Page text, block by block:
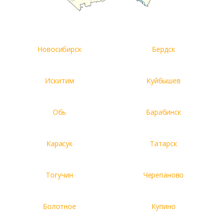
Новосибирск Бердск
Искитим Куйбышев
Обь Барабинск
Карасук Татарск
Тогучин Черепаново
Болотное Купино